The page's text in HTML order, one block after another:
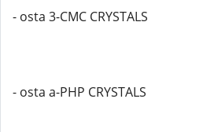
- osta 3-CMC CRYSTALS
- osta a-PHP CRYSTALS